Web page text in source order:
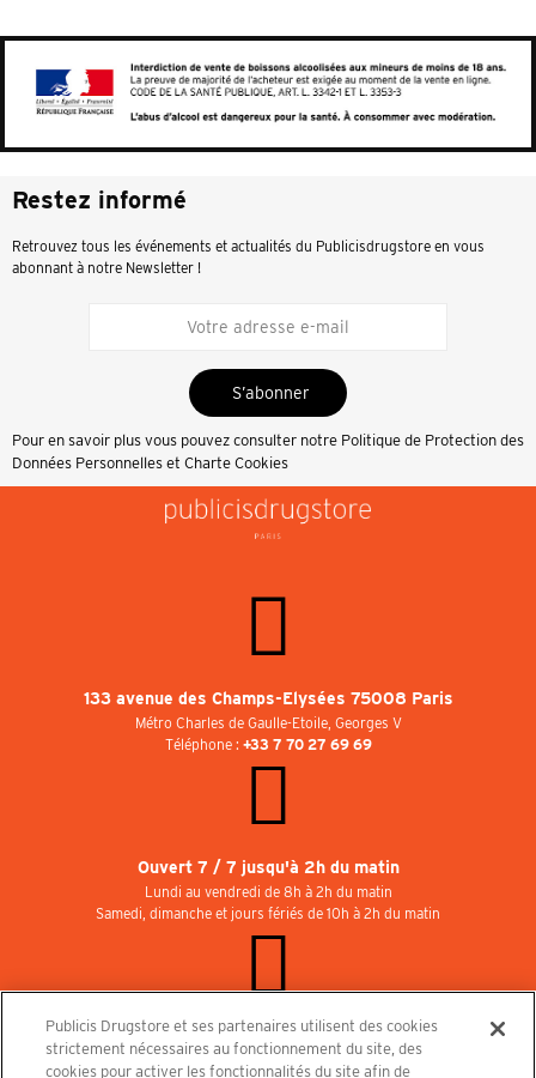
Restez informé
Retrouvez tous les événements et actualités du Publicisdrugstore en vous
abonnant à notre Newsletter !
S’abonner
Pour en savoir plus vous pouvez consulter notre Politique de Protection des
Données Personnelles et Charte Cookies
133 avenue des Champs-Elysées 75008 Paris
Métro Charles de Gaulle-Etoile, Georges V
Téléphone : +33 7 70 27 69 69
Ouvert 7 / 7 jusqu'à 2h du matin
Lundi au vendredi de 8h à 2h du matin
Samedi, dimanche et jours fériés de 10h à 2h du matin
Rejoignez-nous au Publicisdrugstore !
Nous recrutons pour les boutiques, le restaurant et le cinéma. Contactez-nous :
Publicis Drugstore et ses partenaires utilisent des cookies
strictement nécessaires au fonctionnement du site, des
cookies pour activer les fonctionnalités du site afin de